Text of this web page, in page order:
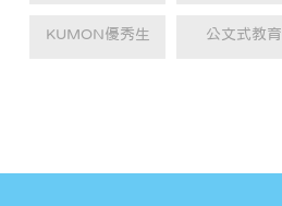
KUMON優秀生 公文式教育